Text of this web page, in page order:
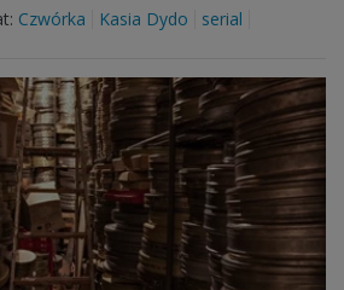
Czwórka Kasia Dydo
serial